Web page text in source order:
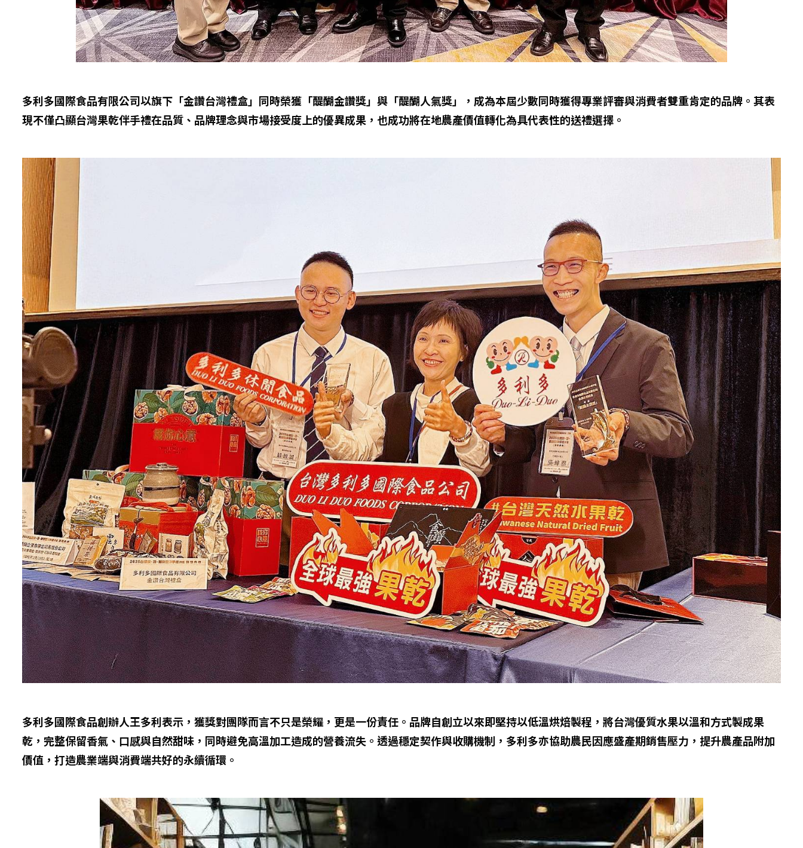
多利多國際食品有限公司以旗下「金讚台灣禮盒」同時榮獲「醍醐金讚獎」與「醍醐人氣獎」，成為本屆少數同時獲得專業評審與消費者雙重肯定的品牌。其表
現不僅凸顯台灣果乾伴手禮在品質、品牌理念與市場接受度上的優異成果，也成功將在地農產價值轉化為具代表性的送禮選擇。
多利多國際食品創辦人王多利表示，獲獎對團隊而言不只是榮耀，更是一份責任。品牌自創立以來即堅持以低溫烘焙製程，將台灣優質水果以溫和方式製成果
乾，完整保留香氣、口感與自然甜味，同時避免高溫加工造成的營養流失。透過穩定契作與收購機制，多利多亦協助農民因應盛產期銷售壓力，提升農產品附加
價值，打造農業端與消費端共好的永續循環。